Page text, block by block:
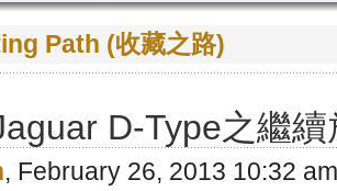
Path (收藏之路)
D-Type之繼
, February 26, 2013 10:32 am